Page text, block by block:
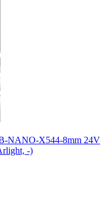
NANO-X544-8mm 24V
-)